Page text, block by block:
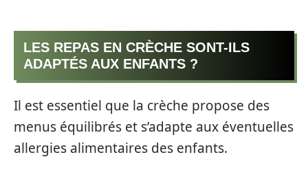
LES REPAS EN CRÈCHE SONT-ILS
ADAPTÉS AUX ENFANTS ?
Il est essentiel que la crèche propose des
menus équilibrés et s’adapte aux éventuelles
allergies alimentaires des enfants.